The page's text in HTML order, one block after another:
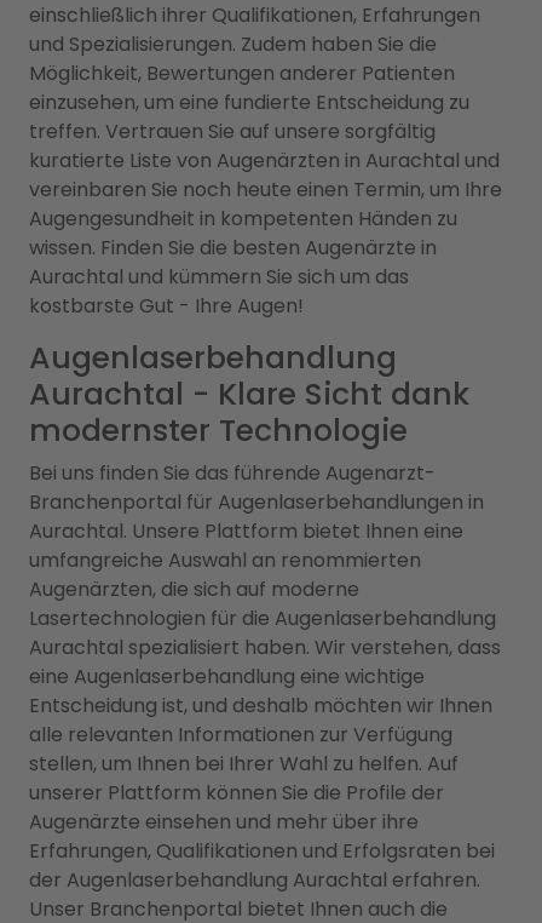
einschließlich ihrer Qualifikationen, Erfahrungen
und Spezialisierungen. Zudem haben Sie die
Möglichkeit, Bewertungen anderer Patienten
einzusehen, um eine fundierte Entscheidung zu
treffen. Vertrauen Sie auf unsere sorgfältig
kuratierte Liste von Augenärzten in Aurachtal und
vereinbaren Sie noch heute einen Termin, um Ihre
Augengesundheit in kompetenten Händen zu
wissen. Finden Sie die besten Augenärzte in
Aurachtal und kümmern Sie sich um das
kostbarste Gut - Ihre Augen!
Augenlaserbehandlung
Aurachtal - Klare Sicht dank
modernster Technologie
Bei uns finden Sie das führende Augenarzt-
Branchenportal für Augenlaserbehandlungen in
Aurachtal. Unsere Plattform bietet Ihnen eine
umfangreiche Auswahl an renommierten
Augenärzten, die sich auf moderne
Lasertechnologien für die Augenlaserbehandlung
Aurachtal spezialisiert haben. Wir verstehen, dass
eine Augenlaserbehandlung eine wichtige
Entscheidung ist, und deshalb möchten wir Ihnen
alle relevanten Informationen zur Verfügung
stellen, um Ihnen bei Ihrer Wahl zu helfen. Auf
unserer Plattform können Sie die Profile der
Augenärzte einsehen und mehr über ihre
Erfahrungen, Qualifikationen und Erfolgsraten bei
der Augenlaserbehandlung Aurachtal erfahren.
Unser Branchenportal bietet Ihnen auch die